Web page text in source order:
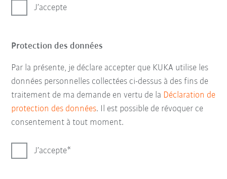
J’accepte
Protection des données
Par la présente, je déclare accepter que KUKA utilise les
données personnelles collectées ci-dessus à des fins de
traitement de ma demande en vertu de la Déclaration de
protection des données. Il est possible de révoquer ce
consentement à tout moment.
J’accepte